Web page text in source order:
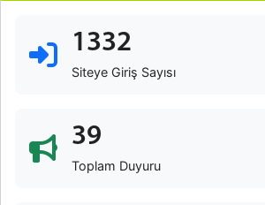
1332
Siteye Giriş Sayısı
39
Toplam Duyuru